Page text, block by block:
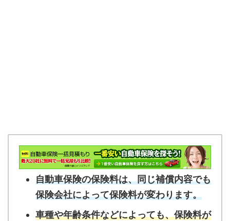
自動車保険の保険料は、同じ補償内容でも
保険会社によって保険料が変わります。
車種や年齢条件などによっても、保険料が